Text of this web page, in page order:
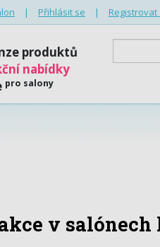
| Přihlásit se | Registrovat
produktů
nabídky
pro salony
v salónech